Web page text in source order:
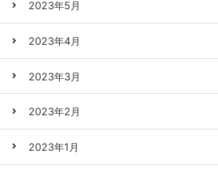
2023年5月
2023年4月
2023年3月
2023年2月
2023年1月